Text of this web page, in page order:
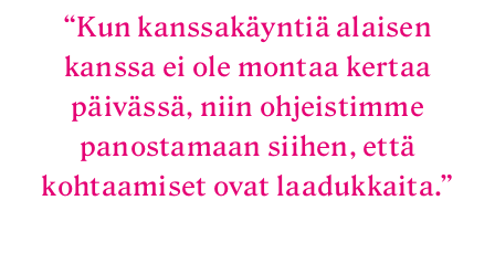
Kun kanssakäyntiä alaisen
kanssa ei ole montaa kertaa
päivässä, niin ohjeistimme
panostamaan siihen, että
kohtaamiset ovat laadukkaita.